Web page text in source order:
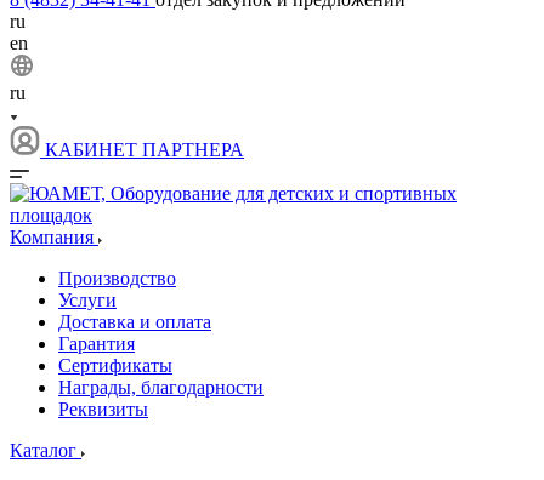
ru
en
ru
КАБИНЕТ ПАРТНЕРА
Компания
Производство
Услуги
Доставка и оплата
Гарантия
Сертификаты
Награды, благодарности
Реквизиты
Каталог